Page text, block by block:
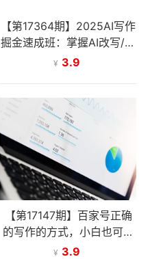
【第17364期】2025AI写作
掘金速成班：掌握AI改写/仿
写等核心技能，实现单篇文
¥ 3.9
【第17147期】百家号正确
的写作的方式，小白也可以
轻松写出原创文章，新手也
¥ 3.9